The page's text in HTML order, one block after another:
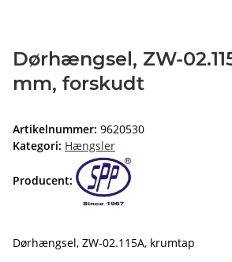
Dørhængsel, ZW-
mm, forskudt
Artikelnummer: 9620530
Kategori: Hængsler
Producent:
Dørhængsel, ZW-02.115A, krumtap